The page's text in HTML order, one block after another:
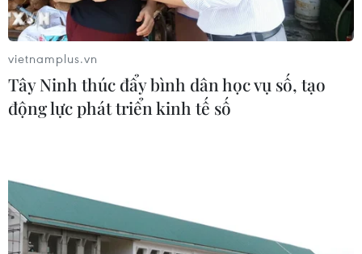
vietnamplus.vn
Tây Ninh thúc đẩy bình dân học vụ số, tạo
động lực phát triển kinh tế số